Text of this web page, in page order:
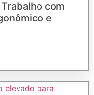
com
e